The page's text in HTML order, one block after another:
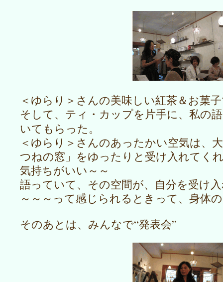
＜ゆらり＞さんの美味しい紅茶＆お菓
そして、ティ・カップを片手に、私の
いてもらった。
＜ゆらり＞さんのあったかい空気は、
つねの窓」をゆったりと受け入れてく
気持ちがいい～～
語っていて、その空間が、自分を受け
～～～って感じられるときって、身体
そのあとは、みんなで“発表会”